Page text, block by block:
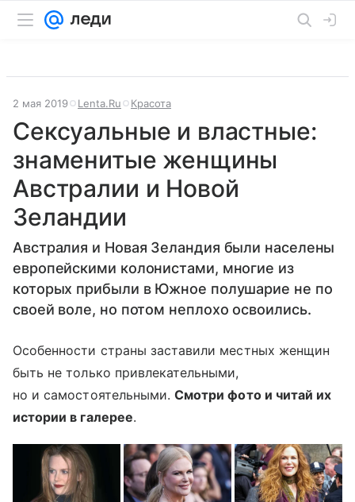
2 мая 2019 Lenta.Ru Красота
Сексуальные и властные:
знаменитые женщины
Австралии и Новой
Зеландии
Австралия и Новая Зеландия были населены
европейскими колонистами, многие из
которых прибыли в Южное полушарие не по
своей воле, но потом неплохо освоились.
Особенности страны заставили местных женщин
быть не только привлекательными,
но и самостоятельными.Смотри фото и читай их
истории в галерее.